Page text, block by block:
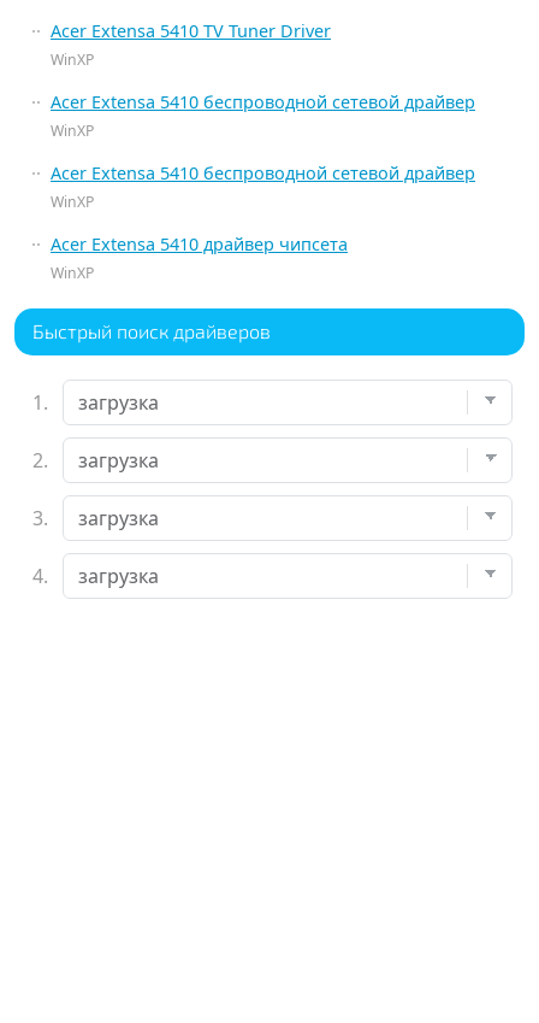
Acer Extensa 5410 TV Tuner Driver
WinXP
Acer Extensa 5410 беспроводной сетевой драйвер
WinXP
Acer Extensa 5410 беспроводной сетевой драйвер
WinXP
Acer Extensa 5410 драйвер чипсета
WinXP
Быстрый поиск драйверов
1.
2.
3.
4.